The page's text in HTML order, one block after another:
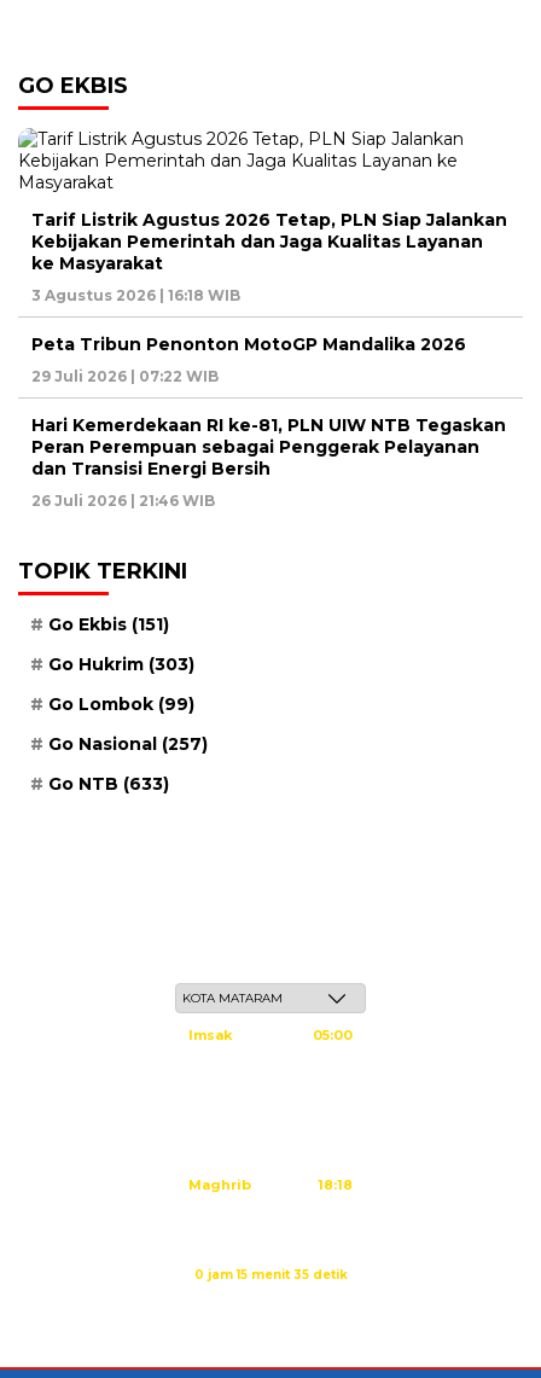
GO EKBIS
Tarif Listrik Agustus 2026 Tetap, PLN Siap Jalankan
Kebijakan Pemerintah dan Jaga Kualitas Layanan
ke Masyarakat
3 Agustus 2026 | 16:18 WIB
Peta Tribun Penonton MotoGP Mandalika 2026
29 Juli 2026 | 07:22 WIB
Hari Kemerdekaan RI ke-81, PLN UIW NTB Tegaskan
Peran Perempuan sebagai Penggerak Pelayanan
dan Transisi Energi Bersih
26 Juli 2026 | 21:46 WIB
TOPIK TERKINI
Go Ekbis (151)
Go Hukrim (303)
Go Lombok (99)
Go Nasional (257)
Go NTB (633)
Imsak 05:00
Maghrib 18:18
0 jam 15 menit 35 detik